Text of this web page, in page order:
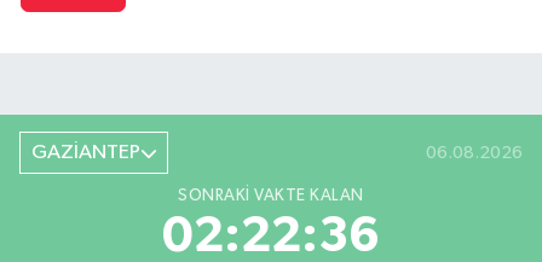
GAZİANTEP 06.08.2026
SONRAKI VAKTE KALAN
02:22:36